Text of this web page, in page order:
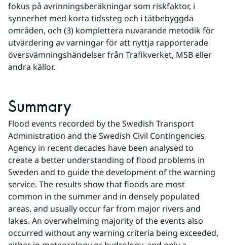
fokus på avrinningsberäkningar som riskfaktor, i
synnerhet med korta tidssteg och i tätbebyggda
områden, och (3) komplettera nuvarande metodik för
utvärdering av varningar för att nyttja rapporterade
översvämningshändelser från Trafikverket, MSB eller
andra källor.
Summary
Flood events recorded by the Swedish Transport
Administration and the Swedish Civil Contingencies
Agency in recent decades have been analysed to
create a better understanding of flood problems in
Sweden and to guide the development of the warning
service. The results show that floods are most
common in the summer and in densely populated
areas, and usually occur far from major rivers and
lakes. An overwhelming majority of the events also
occurred without any warning criteria being exceeded,